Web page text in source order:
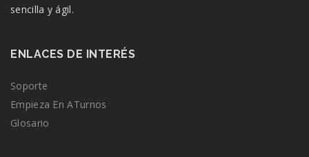
sencilla y ágil.
ENLACES DE INTERÉS
Soporte
Empieza En ATurnos
Glosario